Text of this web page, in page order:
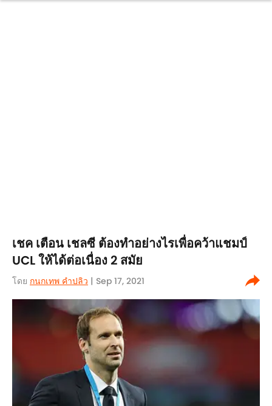
เชค เตือน เชลซี ต้องทำอย่างไรเพื่อคว้าแชมป์
UCL ให้ได้ต่อเนื่อง 2 สมัย
โดย กนกเทพ คำปลิว | Sep 17, 2021